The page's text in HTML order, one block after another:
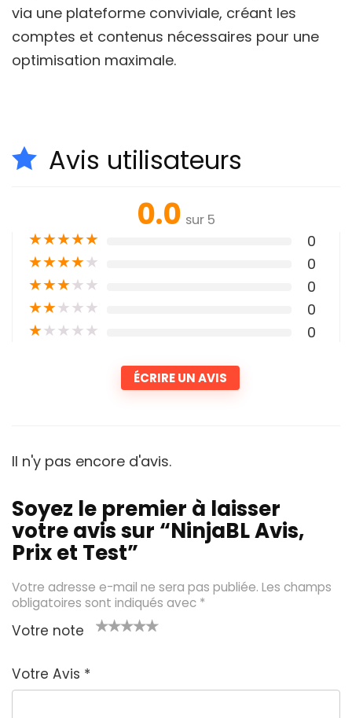
via une plateforme conviviale, créant les
comptes et contenus nécessaires pour une
optimisation maximale.
Avis utilisateurs
0.0 sur 5
★★★★★ 0
★★★★★ 0
★★★★★ 0
★★★★★ 0
★★★★★ 0
ÉCRIRE UN AVIS
Il n'y pas encore d'avis.
Soyez le premier à laisser
votre avis sur “NinjaBL Avis,
Prix et Test”
Votre adresse e-mail ne sera pas publiée. Les champs
obligatoires sont indiqués avec *
Votre note
t
es
sur 5
5
Votre Avis *